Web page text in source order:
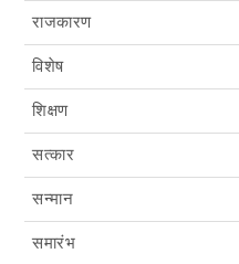
राजकारण
विशेष
शिक्षण
सत्कार
सन्मान
समारंभ